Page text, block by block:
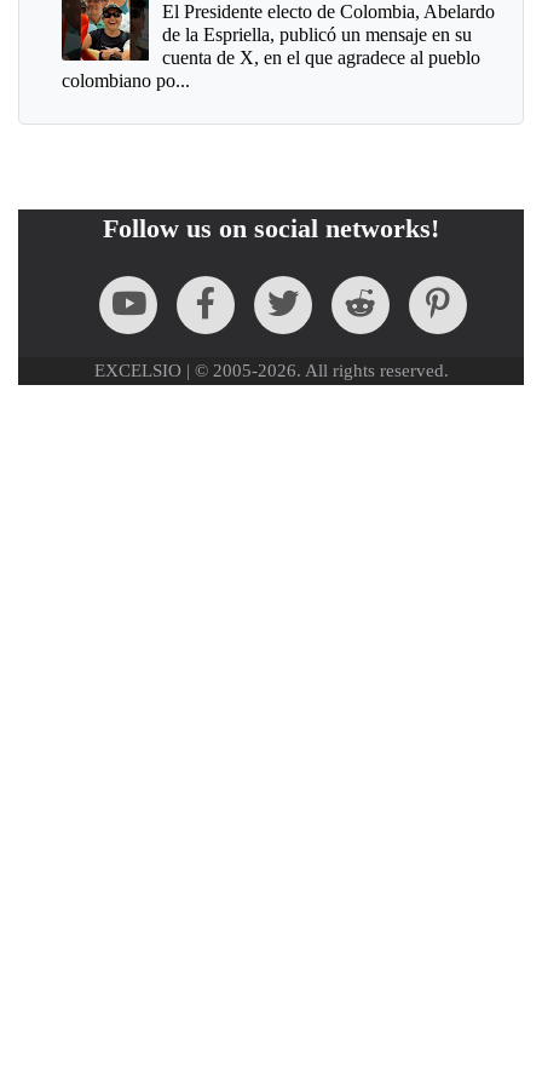
El Presidente electo de Colombia, Abelardo
de la Espriella, publicó un mensaje en su
cuenta de X, en el que agradece al pueblo
colombiano po...
Follow us on social networks!
EXCELSIO | © 2005-2026. All rights reserved.